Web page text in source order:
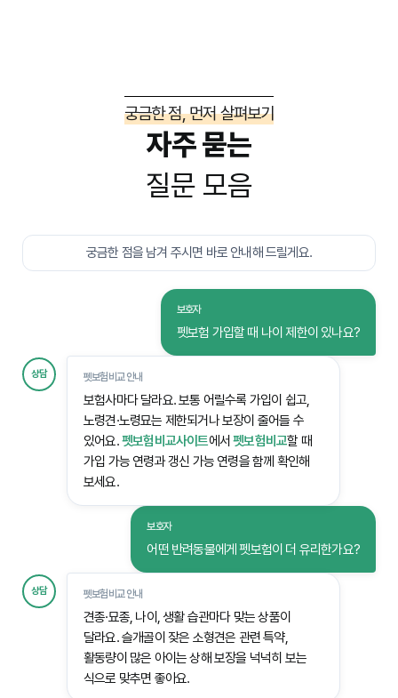
궁금한 점, 먼저 살펴보기
자주 묻는
질문 모음
궁금한 점을 남겨 주시면 바로 안내해 드릴게요.
보호자
펫보험 가입할 때 나이 제한이 있나요?
상담 펫보험비교 안내
보험사마다 달라요. 보통 어릴수록 가입이 쉽고,
노령견·노령묘는 제한되거나 보장이 줄어들 수
있어요.펫보험비교사이트에서펫보험비교할 때
가입 가능 연령과 갱신 가능 연령을 함께 확인해
보세요.
보호자
어떤 반려동물에게 펫보험이 더 유리한가요?
상담 펫보험비교 안내
견종·묘종, 나이, 생활 습관마다 맞는 상품이
달라요. 슬개골이 잦은 소형견은 관련 특약,
활동량이 많은 아이는 상해 보장을 넉넉히 보는
식으로 맞추면 좋아요.